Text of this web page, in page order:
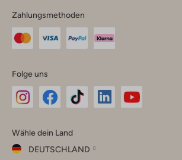
Zahlungsmethoden
Folge uns
Instagram
Facebook
TikTok
Wähle dein Land
DEUTSCHLAND